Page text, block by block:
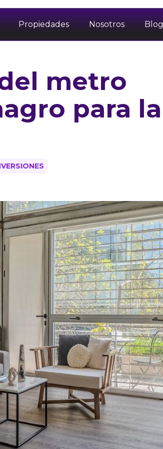
metro
para la
Propiedades Nosotros Blog